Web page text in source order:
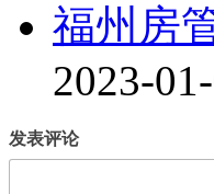
福州房
2023-
发表评论